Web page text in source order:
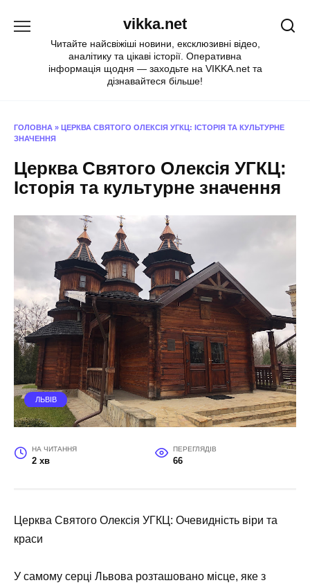
vikka.net
Читайте найсвіжіші новини, ексклюзивні відео,
аналітику та цікаві історії. Оперативна
інформація щодня — заходьте на VIKKA.net та
дізнавайтеся більше!
ГОЛОВНА » ЦЕРКВА СВЯТОГО ОЛЕКСІЯ УГКЦ: ІСТОРІЯ ТА КУЛЬТУРНЕ
ЗНАЧЕННЯ
Церква Святого Олексія УГКЦ:
Історія та культурне значення
ЛЬВІВ
НА ЧИТАННЯ
2 хв
ПЕРЕГЛЯДІВ
66
Церква Святого Олексія УГКЦ: Очевидність віри та
краси
У самому серці Львова розташовано місце, яке з